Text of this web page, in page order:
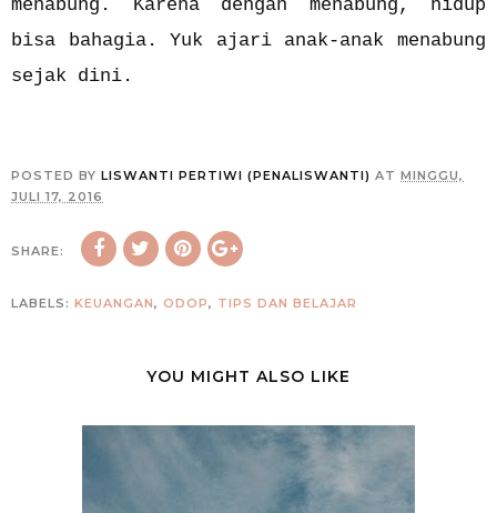
menabung. Karena dengan menabung, hidup
bisa bahagia. Yuk ajari anak-anak menabung
sejak dini.
POSTED BY LISWANTI PERTIWI (PENALISWANTI) AT MINGGU,
JULI 17, 2016
SHARE:
LABELS: KEUANGAN, ODOP, TIPS DAN BELAJAR
YOU MIGHT ALSO LIKE